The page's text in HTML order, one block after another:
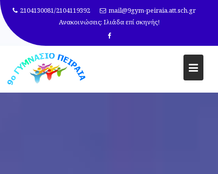
Μεταπηδήστε
στο
περιεχόμενο
2104130081/2104119392
mail@9gym-peiraia.att.sch.gr
Ανακοινώσεις:ΧΡΙΣΤΟΥΓΕΝΝΑ 2023! ΧΡΟΝΙΑ ΠΟΛΛΑ!